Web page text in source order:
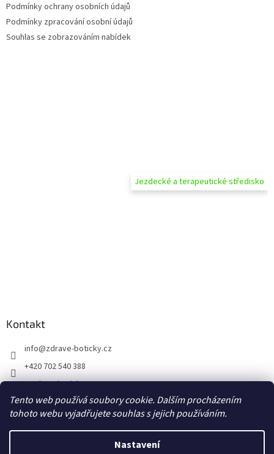
Tento web používá soubory cookie. Dalším procházením
tohoto webu vyjadřujete souhlas s jejich používáním.
Nastavení
Podmínky ochrany osobních údajů
Podmínky zpracování osobní údajů
Souhlas se zobrazováním nabídek
Jezdecké a terapeutické středisko
Kontakt
info@zdrave-boticky.cz
+420 702 540 388
@zdraveboticky
zdraveboticky
Vytvořil Shoptet